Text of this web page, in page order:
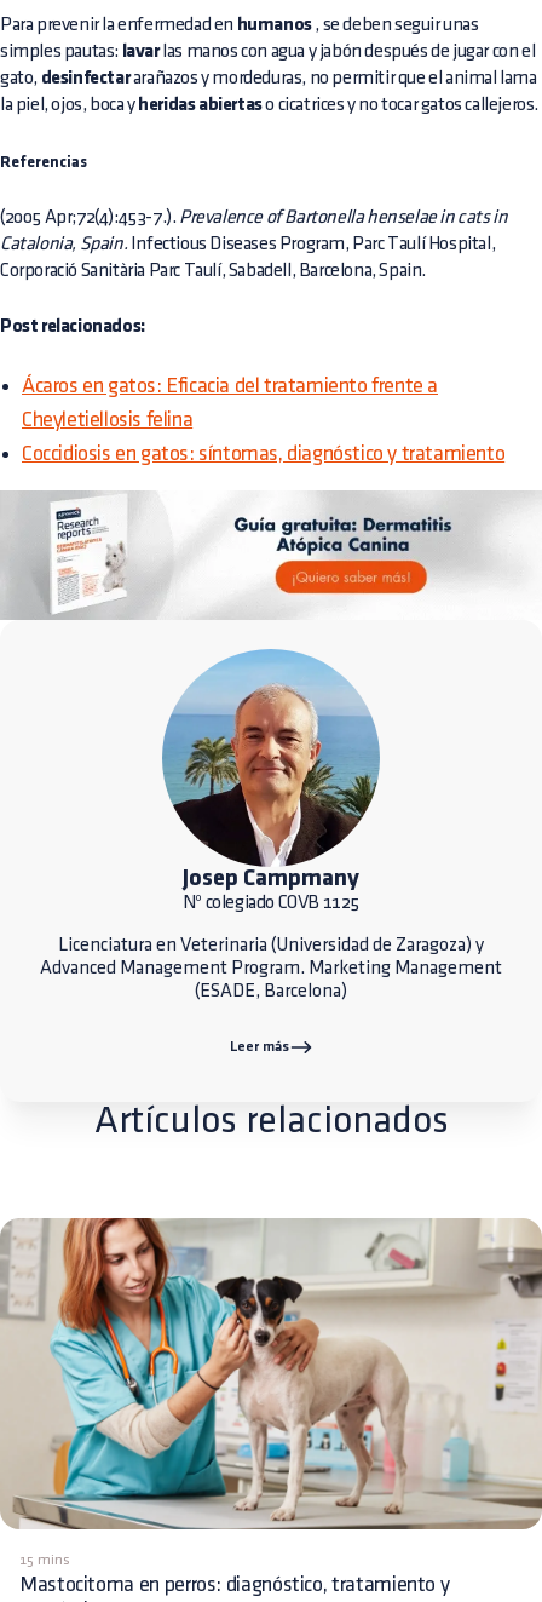
Para prevenir la enfermedad en humanos, se deben seguir unas
simples pautas: lavarlas manos con agua y jabón después de jugar con el
gato, desinfectararañazos y mordeduras, no permitir que el animal lama
la piel, ojos, boca y heridas abiertaso cicatrices y no tocar gatos callejeros.
Referencias
(2005 Apr;72(4):453-7.). Prevalence of Bartonella henselae in cats in
Catalonia, Spain. Infectious Diseases Program, Parc Taulí Hospital,
Corporació Sanitària Parc Taulí, Sabadell, Barcelona, Spain.
Post relacionados:
Ácaros en gatos: Eficacia del tratamiento frente a
Cheyletiellosis felina
Coccidiosis en gatos: síntomas, diagnóstico y tratamiento
Josep Campmany
Nº colegiado COVB 1125
Licenciatura en Veterinaria (Universidad de Zaragoza) y
Advanced Management Program. Marketing Management
(ESADE, Barcelona)
Leer más
Artículos relacionados
15 mins
Mastocitoma en perros: diagnóstico, tratamiento y